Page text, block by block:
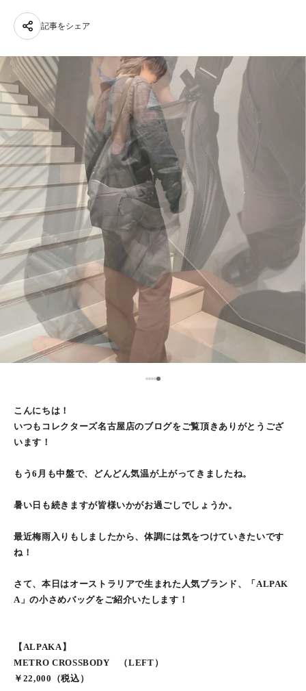
記事をシェア
1234
こんにちは！
いつもコレクターズ名古屋店のブログをご覧頂きありがとうござ
います！
もう6月も中盤で、どんどん気温が上がってきましたね。
暑い日も続きますが皆様いかがお過ごしでしょうか。
最近梅雨入りもしましたから、体調には気をつけていきたいです
ね！
さて、本日はオーストラリアで生まれた人気ブランド、「ALPAK
A」の小さめバッグをご紹介いたします！
【ALPAKA】
METRO CROSSBODY （LEFT）
￥22,000（税込）